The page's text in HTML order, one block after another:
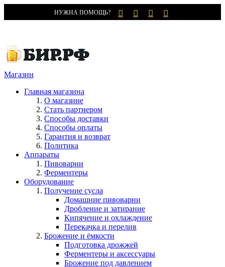
НУЖНА ПОМОЩЬ?
Магазин
Главная магазина
О магазине
Стать партнером
Способы доставки
Способы оплаты
Гарантия и возврат
Политика
Аппараты
Пивоварни
Ферментеры
Оборудование
Получение сусла
Домашние пивоварни
Дробление и затирание
Кипячение и охлаждение
Перекачка и перелив
Брожение и ёмкости
Подготовка дрожжей
Ферментеры и аксессуары
Брожение под давлением